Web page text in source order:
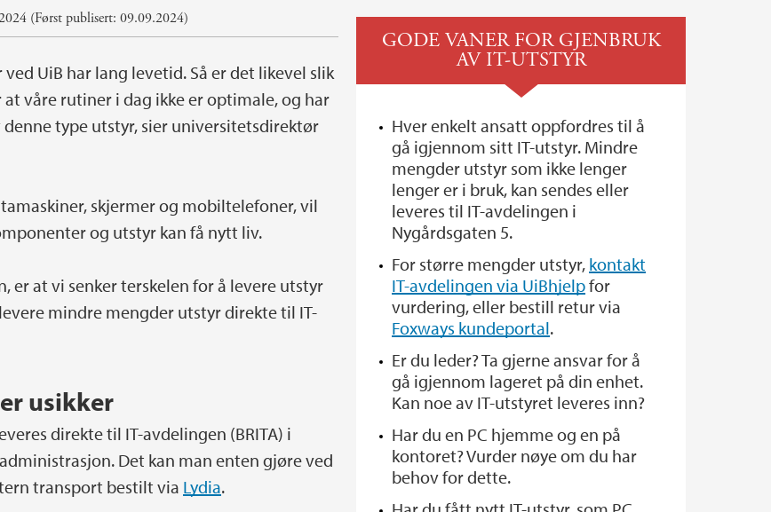
(Først publisert: 09.09.2024)
UiB har lang levetid. Så er det likevel slik
våre rutiner i dag ikke er optimale, og har
type utstyr, sier universitetsdirektør
skjermer og mobiltelefoner, vil
og utstyr kan få nytt liv.
er at vi senker terskelen for å levere utstyr
mindre mengder utstyr direkte til IT-
usikker
direkte til IT-avdelingen (BRITA) i
Det kan man enten gjøre ved
transport bestilt via Lydia.
GODE VANER FOR GJENBRUK
AV IT-UTSTYR
Hver enkelt ansatt oppfordres til å
gå igjennom sitt IT-utstyr. Mindre
mengder utstyr som ikke lenger
lenger er i bruk, kan sendes eller
leveres til IT-avdelingen i
Nygårdsgaten 5.
For større mengder utstyr, kontakt
IT-avdelingen via UiBhjelpfor
vurdering, eller bestill retur via
Foxways kundeportal.
Er du leder? Ta gjerne ansvar for å
gå igjennom lageret på din enhet.
Kan noe av IT-utstyret leveres inn?
Har du en PC hjemme og en på
kontoret? Vurder nøye om du har
behov for dette.